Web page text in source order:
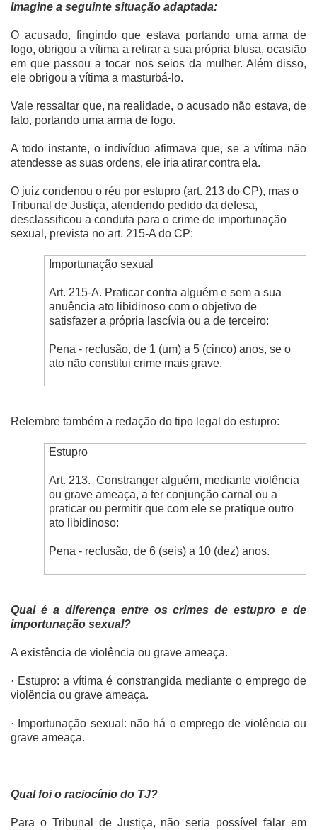
Imagine a seguinte situação adaptada:
O acusado, fingindo que estava portando uma arma de
fogo, obrigou a vítima a retirar a sua própria blusa, ocasião
em que passou a tocar nos seios da mulher. Além disso,
ele obrigou a vítima a masturbá-lo.
Vale ressaltar que, na realidade, o acusado não estava, de
fato, portando uma arma de fogo.
A todo instante, o indivíduo afirmava que, se a vítima não
atendesse as suas ordens, ele iria atirar contra ela.
O juiz condenou o réu por estupro (art. 213 do CP), mas o
Tribunal de Justiça, atendendo pedido da defesa,
desclassificou a conduta para o crime de importunação
sexual, prevista no art. 215-A do CP:
Importunação sexual
Art. 215-A. Praticar contra alguém e sem a sua
anuência ato libidinoso com o objetivo de
satisfazer a própria lascívia ou a de terceiro:
Pena - reclusão, de 1 (um) a 5 (cinco) anos, se o
ato não constitui crime mais grave.
Relembre também a redação do tipo legal do estupro:
Estupro
Art. 213. Constranger alguém, mediante violência
ou grave ameaça, a ter conjunção carnal ou a
praticar ou permitir que com ele se pratique outro
ato libidinoso:
Pena - reclusão, de 6 (seis) a 10 (dez) anos.
Qual é a diferença entre os crimes de estupro e de
importunação sexual?
A existência de violência ou grave ameaça.
· Estupro: a vítima é constrangida mediante o emprego de
violência ou grave ameaça.
· Importunação sexual: não há o emprego de violência ou
grave ameaça.
Qual foi o raciocínio do TJ?
Para o Tribunal de Justiça, não seria possível falar em